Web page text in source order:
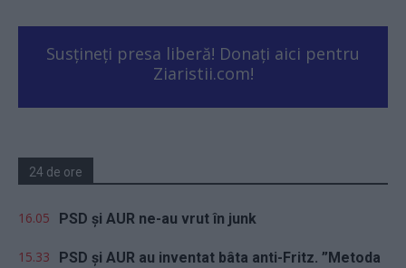
Susțineți presa liberă! Donați aici pentru
Ziaristii.com!
24 de ore
16.05 PSD și AUR ne-au vrut în junk
15.33
PSD și AUR au inventat bâta anti-Fritz. ”Metoda